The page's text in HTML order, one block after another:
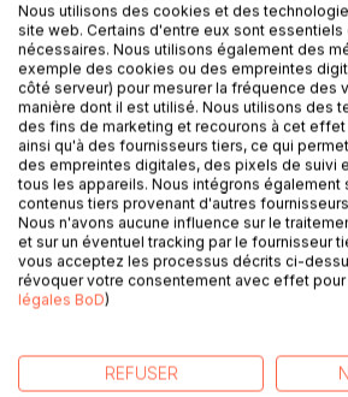
DESCRIPTION
Raskolnikov, le héros de Crime et
s'est finalement livré à la police pour
de la vieille usurière.
Condamné au bagne en Sibérie, au
rencontres surprenantes, il va
cheminement intérieur.
"'L'Amérique en ballon" est une ample
sur le Bien et le Mal, les liens obscurs
Nous utilisons des cookies et des
site web. Certains d'entre eux sont
nécessaires. Nous utilisons également des
exemple des cookies ou des empreintes
côté serveur) pour mesurer la fréquence des
manière dont il est utilisé. Nous utilisons des
des fins de marketing et recourons à cet
ainsi qu'à des fournisseurs tiers, ce qui
des empreintes digitales, des pixels de suivi
tous les appareils. Nous intégrons également
contenus tiers provenant d'autres
Nous n'avons aucune influence sur le
et sur un éventuel tracking par le fournisseur
vous acceptez les processus décrits ci-
révoquer votre consentement avec effet pour
légales BoD)
REFUSER